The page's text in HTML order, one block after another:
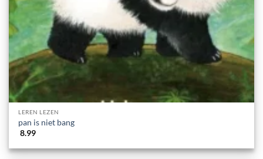
LEREN LEZEN
pan is niet bang
8.99